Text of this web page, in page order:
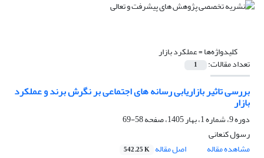
کلیدواژه‌ها =عملکرد بازار
تعداد مقالات: 1
بررسی تاثیر بازاریابی رسانه های اجتماعی بر نگرش برند و عملکرد
بازار
دوره 9، شماره 1، بهار 1405، صفحه
58-69
رسول کنعانی
مشاهده مقاله
اصل مقاله 542.25 K